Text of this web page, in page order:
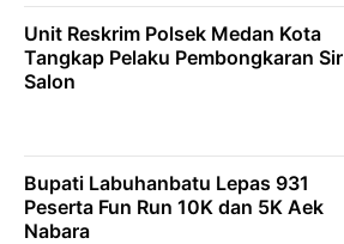
Unit Reskrim Polsek Medan Kota
Tangkap Pelaku Pembongkaran Sir
Salon
Bupati Labuhanbatu Lepas 931
Peserta Fun Run 10K dan 5K Aek
Nabara